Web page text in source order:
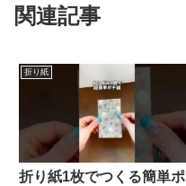
関連記事
折り紙
折り紙1枚でつくる簡単ポ